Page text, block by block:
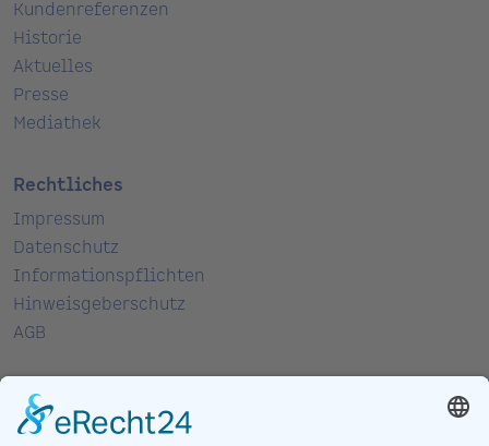
Kundenreferenzen
Historie
Aktuelles
Presse
Mediathek
Rechtliches
Impressum
Datenschutz
Informationspflichten
Hinweisgeberschutz
AGB
Kontakt
Spitzmüller AG